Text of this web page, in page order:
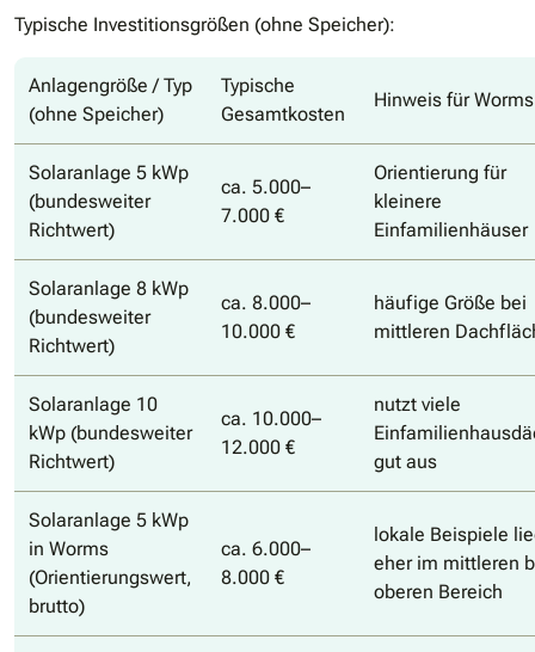
Typische Investitionsgrößen (ohne Speicher):
Anlagengröße / Typ
(ohne Speicher)
Typische
Gesamtkosten
Hinweis für Worms
Solaranlage 5 kWp
(bundesweiter
Richtwert)
ca. 5.000–
7.000 €
Orientierung für
kleinere
Einfamilienhäuser
Solaranlage 8 kWp
(bundesweiter
Richtwert)
ca. 8.000–
10.000 €
häufige Größe bei
mittleren
Solaranlage 10
kWp (bundesweiter
Richtwert)
ca. 10.000–
12.000 €
nutzt viele
gut aus
Solaranlage 5 kWp
in Worms
(Orientierungswert,
brutto)
ca. 6.000–
8.000 €
lokale Beispiele
eher im mittleren
oberen Bereich